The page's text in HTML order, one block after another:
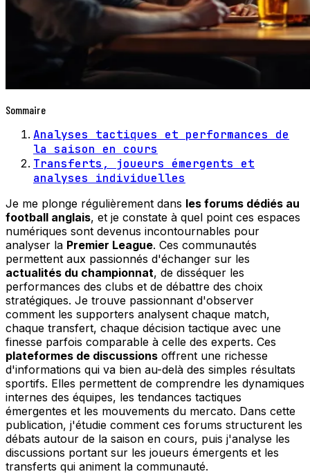
Sommaire
Analyses tactiques et performances de
la saison en cours
Transferts, joueurs émergents et
analyses individuelles
Je me plonge régulièrement dans les forums dédiés au
football anglais, et je constate à quel point ces espaces
numériques sont devenus incontournables pour
analyser la Premier League. Ces communautés
permettent aux passionnés d'échanger sur les
actualités du championnat, de disséquer les
performances des clubs et de débattre des choix
stratégiques. Je trouve passionnant d'observer
comment les supporters analysent chaque match,
chaque transfert, chaque décision tactique avec une
finesse parfois comparable à celle des experts. Ces
plateformes de discussions offrent une richesse
d'informations qui va bien au-delà des simples résultats
sportifs. Elles permettent de comprendre les dynamiques
internes des équipes, les tendances tactiques
émergentes et les mouvements du mercato. Dans cette
publication, j'étudie comment ces forums structurent les
débats autour de la saison en cours, puis j'analyse les
discussions portant sur les joueurs émergents et les
transferts qui animent la communauté.